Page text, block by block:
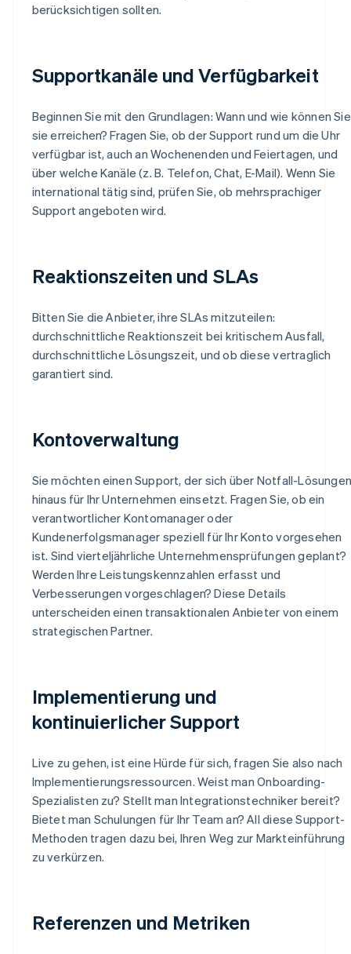
berücksichtigen sollten.
Supportkanäle und Verfügbarkeit
Beginnen Sie mit den Grundlagen: Wann und wie können Sie
sie erreichen? Fragen Sie, ob der Support rund um die Uhr
verfügbar ist, auch an Wochenenden und Feiertagen, und
über welche Kanäle (z. B. Telefon, Chat, E-Mail). Wenn Sie
international tätig sind, prüfen Sie, ob mehrsprachiger
Support angeboten wird.
Reaktionszeiten und SLAs
Bitten Sie die Anbieter, ihre SLAs mitzuteilen:
durchschnittliche Reaktionszeit bei kritischem Ausfall,
durchschnittliche Lösungszeit, und ob diese vertraglich
garantiert sind.
Kontoverwaltung
Sie möchten einen Support, der sich über Notfall-Lösungen
hinaus für Ihr Unternehmen einsetzt. Fragen Sie, ob ein
verantwortlicher Kontomanager oder
Kundenerfolgsmanager speziell für Ihr Konto vorgesehen
ist. Sind vierteljährliche Unternehmensprüfungen geplant?
Werden Ihre Leistungskennzahlen erfasst und
Verbesserungen vorgeschlagen? Diese Details
unterscheiden einen transaktionalen Anbieter von einem
strategischen Partner.
Implementierung und
kontinuierlicher Support
Live zu gehen, ist eine Hürde für sich, fragen Sie also nach
Implementierungsressourcen. Weist man Onboarding-
Spezialisten zu? Stellt man Integrationstechniker bereit?
Bietet man Schulungen für Ihr Team an? All diese Support-
Methoden tragen dazu bei, Ihren Weg zur Markteinführung
zu verkürzen.
Referenzen und Metriken